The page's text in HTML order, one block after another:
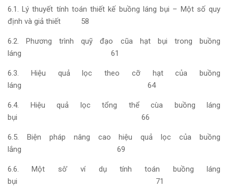
6.1. Lý thuyết tính toán thiết kế buồng láng bụi – Một số quy
định và giả thiết 58
6.2. Phương trình quỹ đạo cũa hạt bụi trong buồng
láng 61
6.3. Hiệu quả lọc theo cỡ hạt của buồng
láng 64
6.4. Hiệu quả lọc tổng thể cùa buồng láng
bụi 66
6.5. Biện pháp nâng cao hiệu quả lọc của buồng
lắng 69
6.6. Một sô’ ví dụ tính toán buồng láng
bụi 71